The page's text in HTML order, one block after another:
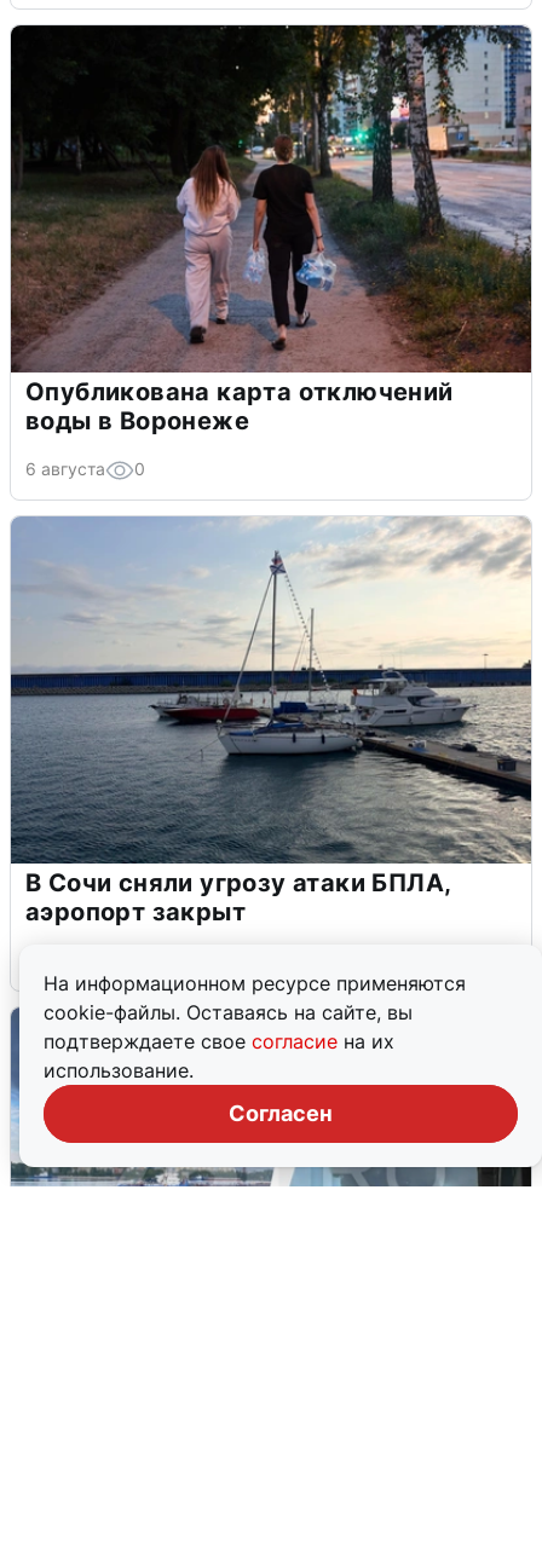
На информационном ресурсе применяются
cookie-файлы. Оставаясь на сайте, вы
подтверждаете свое согласие на их
использование.
Согласен
Опубликована карта отключений
воды в Воронеже
6 августа 0
В Сочи сняли угрозу атаки БПЛА,
аэропорт закрыт